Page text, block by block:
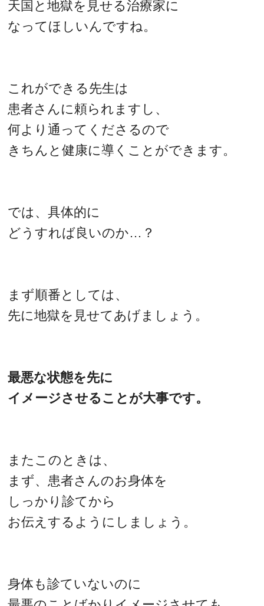
天国と地獄を見せる治療家に
なってほしいんですね。
これができる先生は
患者さんに頼られますし、
何より通ってくださるので
きちんと健康に導くことができます。
では、具体的に
どうすれば良いのか…？
まず順番としては、
先に地獄を見せてあげましょう。
最悪な状態を先に
イメージさせることが大事です。
またこのときは、
まず、患者さんのお身体を
しっかり診てから
お伝えするようにしましょう。
身体も診ていないのに